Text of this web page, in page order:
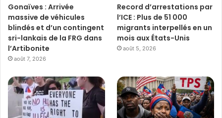
Gonaïves : Arrivée
massive de véhicules
blindés et d’un contingent
sri-lankais de la FRG dans
l’Artibonite
août 7, 2026
Record d’arrestations par
l’ICE : Plus de 51 000
migrants interpellés en un
mois aux États-Unis
août 5, 2026